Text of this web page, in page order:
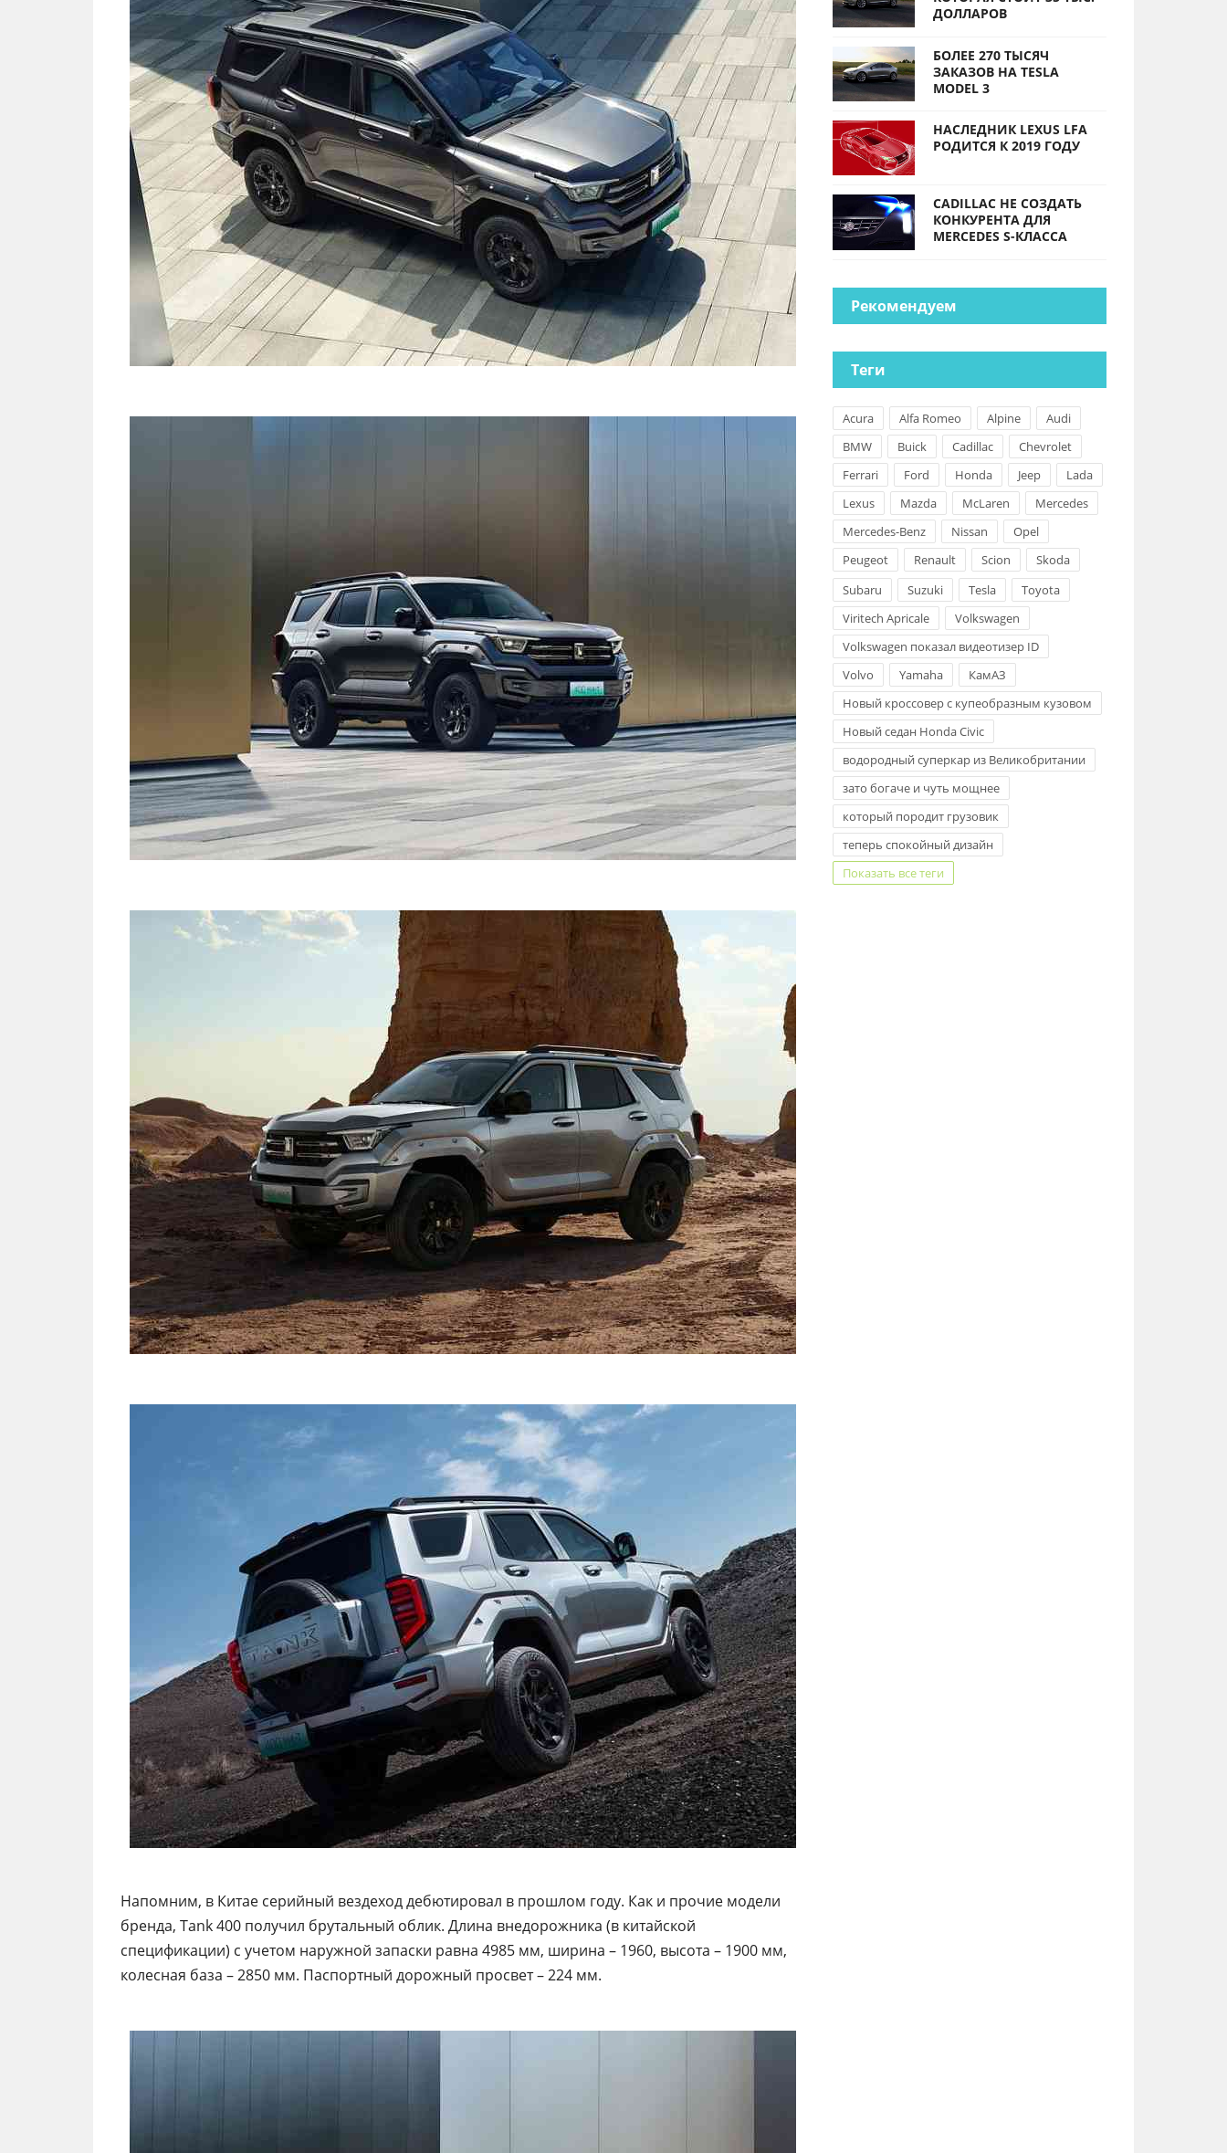
Напомним, в Китае серийный вездеход дебютировал в прошлом году. Как и прочие модели
бренда, Tank 400 получил брутальный облик. Длина внедорожника (в китайской
спецификации) с учетом наружной запаски равна 4985 мм, ширина – 1960, высота – 1900 мм,
колесная база – 2850 мм. Паспортный дорожный просвет – 224 мм.
ДОЛЛАРОВ
БОЛЕЕ 270 ТЫСЯЧ
ЗАКАЗОВ НА TESLA
MODEL 3
НАСЛЕДНИК LEXUS LFA
РОДИТСЯ К 2019 ГОДУ
CADILLAC НЕ СОЗДАТЬ
КОНКУРЕНТА ДЛЯ
MERCEDES S-КЛАССА
Рекомендуем
Теги
Acura Alfa Romeo Alpine
Audi
BMW
Buick Cadillac
Chevrolet
Ferrari
Ford Honda Jeep
Lada
Lexus
Mazda McLaren
Mercedes
Mercedes-Benz
Nissan
Opel
Peugeot
Renault Scion
Skoda
Subaru
Suzuki Tesla
Toyota
Viritech Apricale
Volkswagen
Volkswagen показал видеотизер ID
Volvo
Yamaha
КамАЗ
Новый кроссовер с купеобразным кузовом
Новый седан Honda Civic
водородный суперкар из Великобритании
зато богаче и чуть мощнее
который породит грузовик
теперь спокойный дизайн
Показать все теги